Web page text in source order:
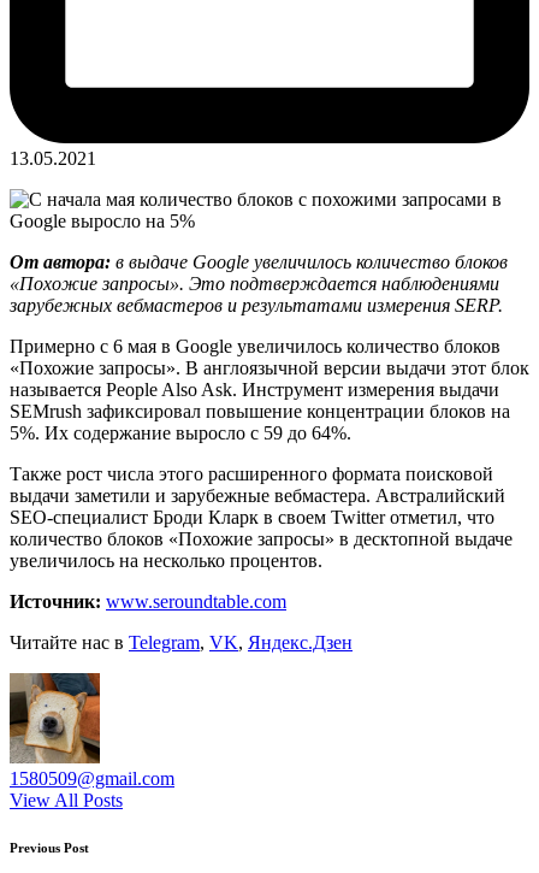
13.05.2021
От автора: в выдаче Google увеличилось количество блоков
«Похожие запросы». Это подтверждается наблюдениями
зарубежных вебмастеров и результатами измерения SERP.
Примерно с 6 мая в Google увеличилось количество блоков
«Похожие запросы». В англоязычной версии выдачи этот блок
называется People Also Ask. Инструмент измерения выдачи
SEMrush зафиксировал повышение концентрации блоков на
5%. Их содержание выросло с 59 до 64%.
Также рост числа этого расширенного формата поисковой
выдачи заметили и зарубежные вебмастера. Австралийский
SEO-специалист Броди Кларк в своем Twitter отметил, что
количество блоков «Похожие запросы» в десктопной выдаче
увеличилось на несколько процентов.
Источник: www.seroundtable.com
Читайте нас в Telegram, VK, Яндекс.Дзен
1580509@gmail.com
View All Posts
Post
Previous Post